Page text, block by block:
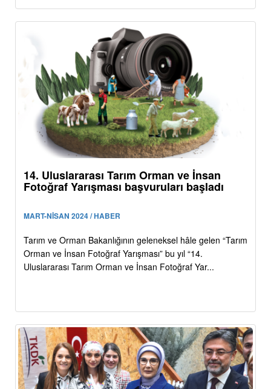
14. Uluslararası Tarım Orman ve İnsan
Fotoğraf Yarışması başvuruları başladı
MART-NİSAN 2024 / HABER
Tarım ve Orman Bakanlığının geleneksel hâle gelen “Tarım
Orman ve İnsan Fotoğraf Yarışması” bu yıl “14.
Uluslararası Tarım Orman ve İnsan Fotoğraf Yar...